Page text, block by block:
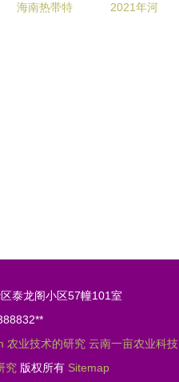
海南热带特
2021年河
泰龙阁小区57幢101室
农业技术的研究 云南一亩农业科技
究 版权所有 Sitemap